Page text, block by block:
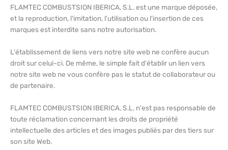
FLAMTEC COMBUSTSION IBERICA, S.L. est une marque déposée,
et la reproduction, l'imitation, l'utilisation ou l'insertion de ces
marques est interdite sans notre autorisation.
L'établissement de liens vers notre site web ne confère aucun
droit sur celui-ci. De même, le simple fait d'établir un lien vers
notre site web ne vous confère pas le statut de collaborateur ou
de partenaire.
FLAMTEC COMBUSTSION IBERICA, S.L. n'est pas responsable de
toute réclamation concernant les droits de propriété
intellectuelle des articles et des images publiés par des tiers sur
son site Web.